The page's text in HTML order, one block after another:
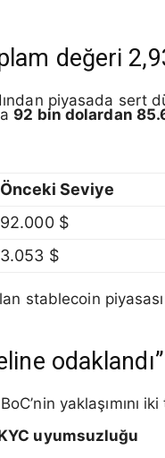
değeri
piyasada
92 bin dolardan
Önceki Seviye
92.000 $
3.053 $
stablecoin
odaklandı”
yaklaşımını
uyumsuzluğu